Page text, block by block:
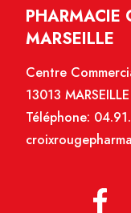
PHARMACIE
MARSEILLE
Centre
13013 MARSEILLE
Téléphone: